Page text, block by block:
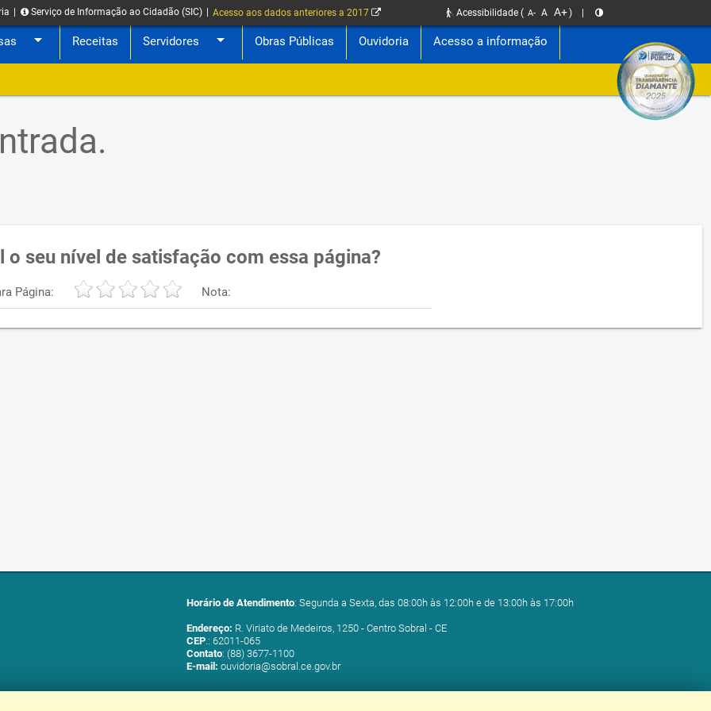
Serviço de Informação ao Cidadão (SIC) Acesso aos dados anteriores a 2017 Acessibilidade ( A- A A+)
arrow_drop_down Receitas Servidores arrow_drop_down Obras Públicas Ouvidoria Acesso a informação
o seu nível de satisfação com essa página?
Página: Nota:
Horário de Atendimento: Segunda a Sexta, das 08:00h às 12:00h e de 13:00h às 17:00h
Endereço: R. Viriato de Medeiros, 1250 - Centro Sobral - CE
CEP.: 62011-065
Contato: (88) 3677-1100
E-mail: ouvidoria@sobral.ce.gov.br